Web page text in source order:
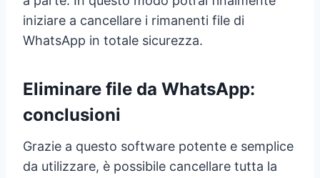
iniziare a cancellare i rimanenti file di
WhatsApp in totale sicurezza.
Eliminare file da WhatsApp:
conclusioni
Grazie a questo software potente e semplice
da utilizzare, è possibile cancellare tutta la